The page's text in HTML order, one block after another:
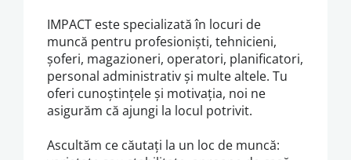
IMPACT este specializată în locuri de
muncă pentru profesioniști, tehnicieni,
șoferi, magazioneri, operatori, planificatori,
personal administrativ și multe altele. Tu
oferi cunoștințele și motivația, noi ne
asigurăm că ajungi la locul potrivit.
Ascultăm ce căutați la un loc de muncă: